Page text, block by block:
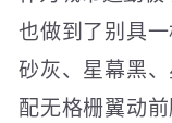
也做到了别具
砂灰、星幕黑
配无格栅翼动